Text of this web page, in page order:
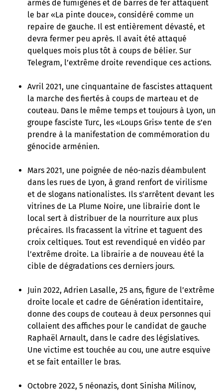
armés de fumigènes et de barres de fer attaquent
le bar «La pinte douce», considéré comme un
repaire de gauche. Il est entièrement dévasté, et
devra fermer peu après. Il avait été attaqué
quelques mois plus tôt à coups de bélier. Sur
Telegram, l’extrême droite revendique ces actions.
Avril 2021, une cinquantaine de fascistes attaquent
la marche des fiertés à coups de marteau et de
couteau. Dans le même temps et toujours à Lyon, un
groupe fasciste Turc, les «Loups Gris» tente de s’en
prendre à la manifestation de commémoration du
génocide arménien.
Mars 2021, une poignée de néo-nazis déambulent
dans les rues de Lyon, à grand renfort de virilisme
et de slogans nationalistes. Ils s’arrêtent devant les
vitrines de La Plume Noire, une librairie dont le
local sert à distribuer de la nourriture aux plus
précaires. Ils fracassent la vitrine et taguent des
croix celtiques. Tout est revendiqué en vidéo par
l’extrême droite. La librairie a de nouveau été la
cible de dégradations ces derniers jours.
Juin 2022, Adrien Lasalle, 25 ans, figure de l’extrême
droite locale et cadre de Génération identitaire,
donne des coups de couteau à deux personnes qui
collaient des affiches pour le candidat de gauche
Raphaël Arnault, dans le cadre des législatives.
Une victime est touchée au cou, une autre esquive
et se fait entailler le bras.
Octobre 2022, 5 néonazis, dont Sinisha Milinov,